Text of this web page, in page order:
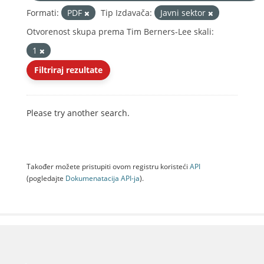
Formati:
PDF Tip Izdavača:
Javni sektor
Otvorenost skupa prema Tim Berners-Lee skali:
1
Filtriraj rezultate
Please try another search.
Također možete pristupiti ovom registru koristeći API
(pogledajte Dokumenаtаcijа API-jа).